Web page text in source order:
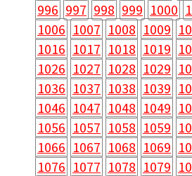
996 997 998 999 1000
1006 1007 1008 1009
1016 1017 1018 1019
1026 1027 1028 1029
1036 1037 1038 1039
1046 1047 1048 1049
1056 1057 1058 1059
1066 1067 1068 1069
1076 1077 1078 1079